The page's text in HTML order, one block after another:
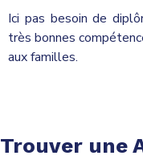
Ici pas besoin de
très bonnes
aux familles.
Trouver une